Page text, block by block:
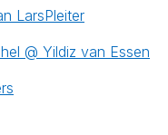
LarsPleiter
@ Yildiz van Essen